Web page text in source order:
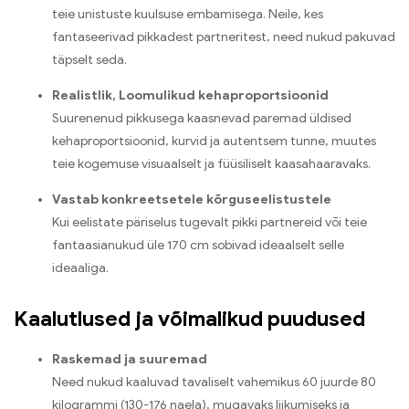
teie unistuste kuulsuse embamisega. Neile, kes
fantaseerivad pikkadest partneritest, need nukud pakuvad
täpselt seda.
Realistlik, Loomulikud kehaproportsioonid
Suurenenud pikkusega kaasnevad paremad üldised
kehaproportsioonid, kurvid ja autentsem tunne, muutes
teie kogemuse visuaalselt ja füüsiliselt kaasahaaravaks.
Vastab konkreetsetele kõrguseelistustele
Kui eelistate päriselus tugevalt pikki partnereid või teie
fantaasianukud üle 170 cm sobivad ideaalselt selle
ideaaliga.
Kaalutlused ja võimalikud puudused
Raskemad ja suuremad
Need nukud kaaluvad tavaliselt vahemikus 60 juurde 80
kilogrammi (130-176 naela), mugavaks liikumiseks ja